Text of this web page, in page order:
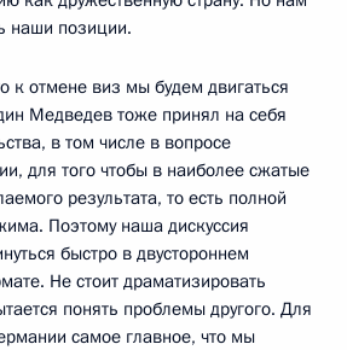
наши позиции.
к отмене виз мы будем двигаться
Медведев тоже принял на себя
в том числе в вопросе
для того чтобы в наиболее сжатые
результата, то есть полной
Поэтому наша дискуссия
быстро в двустороннем
Не стоит драматизировать
понять проблемы другого. Для
самое главное, что мы